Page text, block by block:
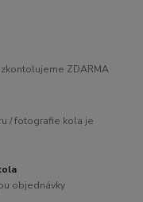
ZDARMA
/ fotografie kola je
objednávky